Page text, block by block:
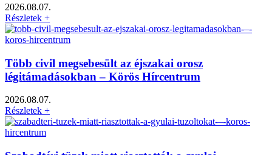
2026.08.07.
Részletek +
Több civil megsebesült az éjszakai orosz
légitámadásokban – Körös Hírcentrum
2026.08.07.
Részletek +